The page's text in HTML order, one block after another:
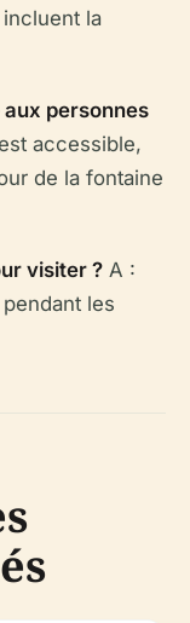
la
personnes
accessible,
de la fontaine
visiter ? A :
les